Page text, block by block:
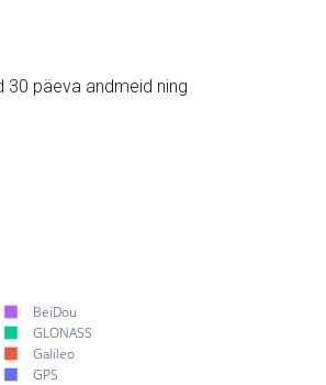
päeva andmeid ning
BeiDou
GLONASS
Galileo
GPS